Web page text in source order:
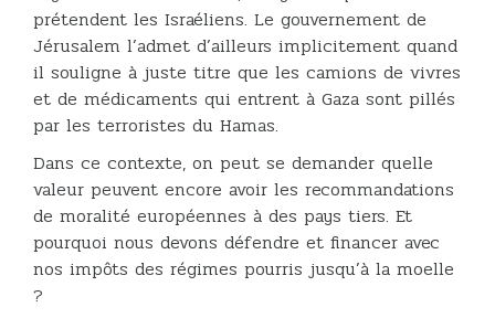
prétendent les Israéliens. Le gouvernement de
Jérusalem l’admet d’ailleurs implicitement quand
il souligne à juste titre que les camions de vivres
et de médicaments qui entrent à Gaza sont pillés
par les terroristes du Hamas.
Dans ce contexte, on peut se demander quelle
valeur peuvent encore avoir les recommandations
de moralité européennes à des pays tiers. Et
pourquoi nous devons défendre et financer avec
nos impôts des régimes pourris jusqu’à la moelle
?